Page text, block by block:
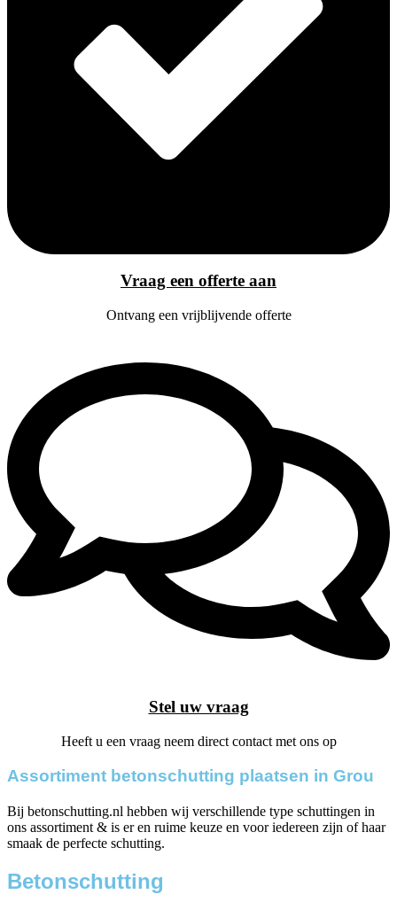
Vraag een offerte aan
Ontvang een vrijblijvende offerte
Stel uw vraag
Heeft u een vraag neem direct contact met ons op
Assortiment betonschutting plaatsen in Grou
Bij betonschutting.nl hebben wij verschillende type schuttingen in
ons assortiment & is er en ruime keuze en voor iedereen zijn of haar
smaak de perfecte schutting.
Betonschutting